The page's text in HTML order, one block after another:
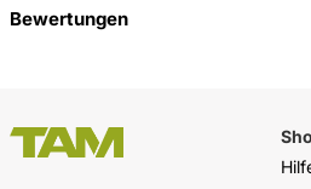
Bewertungen